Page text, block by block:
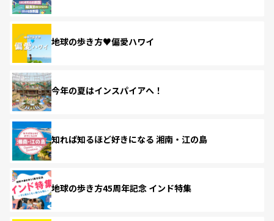
地球の歩き方♥偏愛ハワイ
今年の夏はインスパイアへ！
知れば知るほど好きになる 湘南・江の島
地球の歩き方45周年記念 インド特集